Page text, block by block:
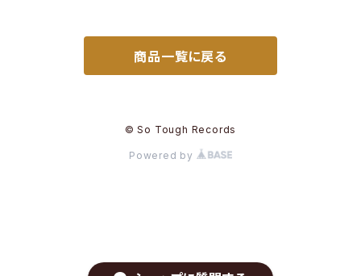
商品一覧に戻る
© So Tough Records
Powered by